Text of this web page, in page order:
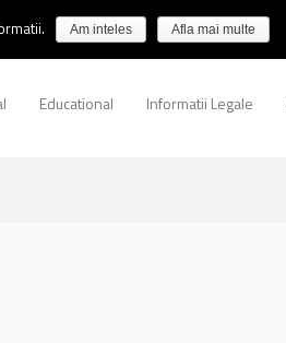
Educational Informatii Legale
Am inteles Afla mai multe